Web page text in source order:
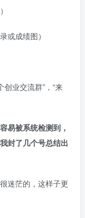
或成绩图）
业交流群”，“来
易被系统检测到，
封了几个号总结出
迷茫的，这样子更